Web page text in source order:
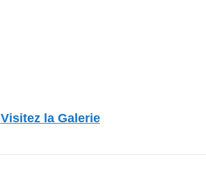
Visitez la Galerie